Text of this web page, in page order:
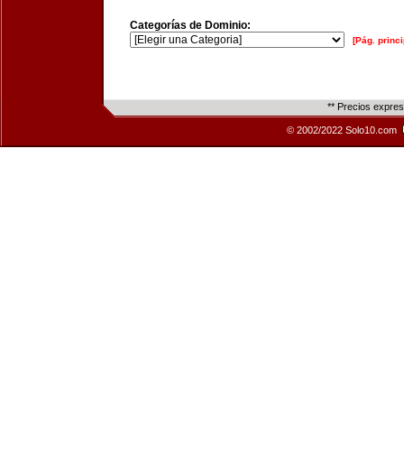
Categorías de Dominio:
[Pág.
** Precios
© 2002/2022 Solo10.com